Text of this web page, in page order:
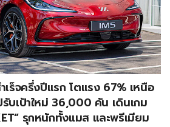
เร็จครึ่งปีแรก โตแรง 67% เหนือ
บเป้าใหม่ 36,000 คัน เดินเกม
รุกหนักทั้งแมส และพรีเมียม